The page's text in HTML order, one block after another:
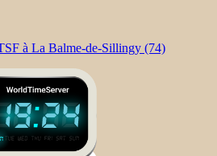
à La Balme-de-Sillingy (74)